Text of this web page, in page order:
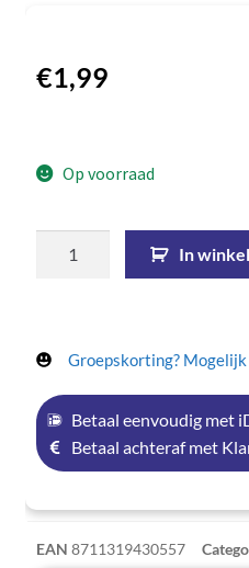
€1,99
Op voorraad
In
Groepskorting?
Betaal eenvoudig met
Betaal achteraf met
EAN 8711319430557